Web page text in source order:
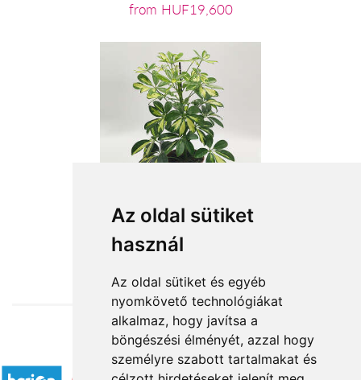
Az oldal sütiket
használ
Az oldal sütiket és egyéb
nyomkövető technológiákat
alkalmaz, hogy javítsa a
böngészési élményét, azzal hogy
személyre szabott tartalmakat és
from HUF19,600
from HUF11,280
Accepted payment methods